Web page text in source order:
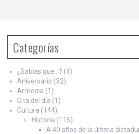
Categorías
¿Sabías que…? (4)
Aniversario (32)
Armenia (1)
Cita del día (1)
Cultura (144)
Historia (115)
A 40 años de la última